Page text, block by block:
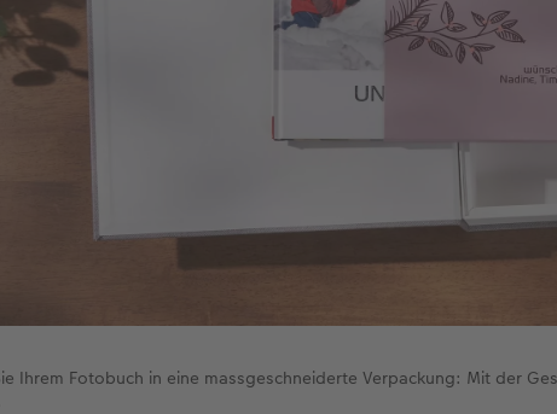
Ihrem Fotobuch in eine massgeschneiderte Verpackung: Mit der